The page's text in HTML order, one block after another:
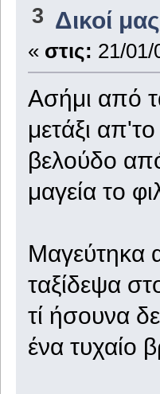
3 Δικοί
« στις: 21/01/
Ασήμι από
μετάξι
βελούδο
μαγεία το
Μαγεύτηκα
ταξίδεψα
τί ήσουνα
ένα τυχαίο